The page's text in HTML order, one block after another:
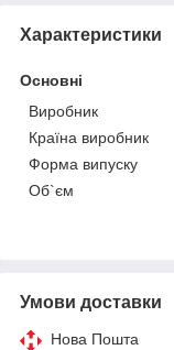
Характеристики
Основні
Виробник
Країна виробник
Форма випуску
Об`єм
Умови доставки
Нова Пошта